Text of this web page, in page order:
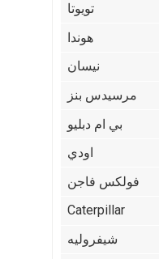
تويوتا
هوندا
نيسان
مرسيدس بنز
بي ام دبليو
اودي
فولكس فاجن
Caterpillar
شيفروليه